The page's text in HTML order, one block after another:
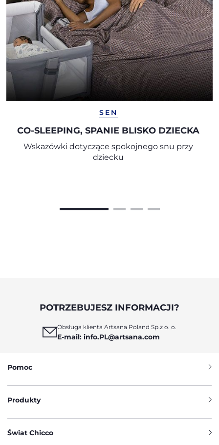
SEN
CO-SLEEPING, SPANIE BLISKO DZIECKA
Wskazówki dotyczące spokojnego snu przy
dziecku
POTRZEBUJESZ INFORMACJI?
Obsługa klienta Artsana Poland Sp.z o. o.
E-mail: info.PL@artsana.com
Pomoc
Produkty
Świat Chicco